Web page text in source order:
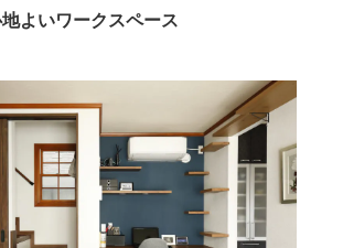
地よいワークスペース